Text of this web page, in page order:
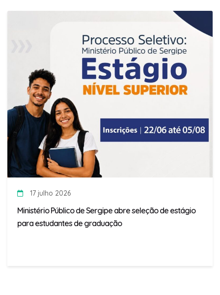
17 julho 2026
Ministério Público de Sergipe abre seleção de estágio
para estudantes de graduação